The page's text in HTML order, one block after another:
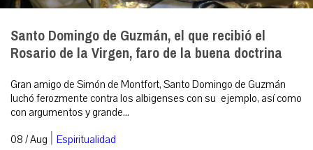
Santo Domingo de Guzmán, el que recibió el
Rosario de la Virgen, faro de la buena doctrina
Gran amigo de Simón de Montfort, Santo Domingo de Guzmán
luchó ferozmente contra los albigenses con su ejemplo, así como
con argumentos y grande...
08 / Aug | Espiritualidad